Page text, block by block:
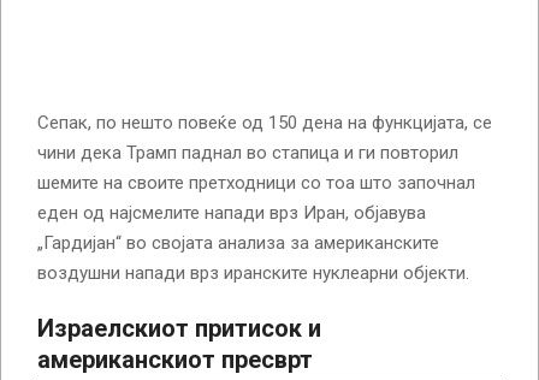
Сепак, по нешто повеќе од 150 дена на функцијата, се
чини дека Трамп паднал во стапица и ги повторил
шемите на своите претходници со тоа што започнал
еден од најсмелите напади врз Иран, објавува
„Гардијан“ во својата анализа за американските
воздушни напади врз иранските нуклеарни објекти.
Израелскиот притисок и
американскиот пресврт